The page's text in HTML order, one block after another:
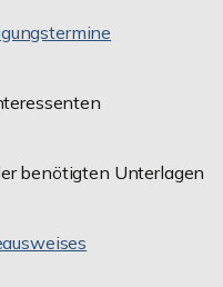
benötigten Unterlagen